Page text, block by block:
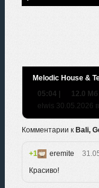
Melodic House &
05:04 | 12.0 Мб
elwis 30.05.2026
Комментарии к Bali,
1 eremite
Красиво!